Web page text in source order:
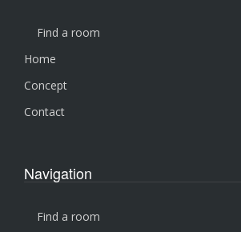
Find a room
Home
Concept
Contact
Navigation
Find a room